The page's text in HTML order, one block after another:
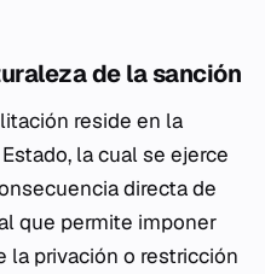
de la sanción
reside en la
la cual se ejerce
directa de
que permite imponer
la privación o restricción